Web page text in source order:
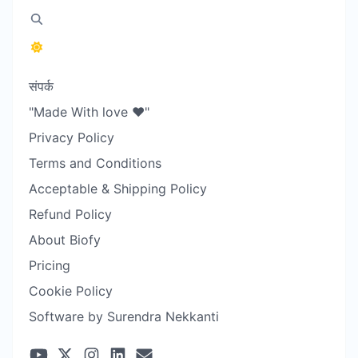
संपर्क
"Made With love ❤️"
Privacy Policy
Terms and Conditions
Acceptable & Shipping Policy
Refund Policy
About Biofy
Pricing
Cookie Policy
Software by Surendra Nekkanti